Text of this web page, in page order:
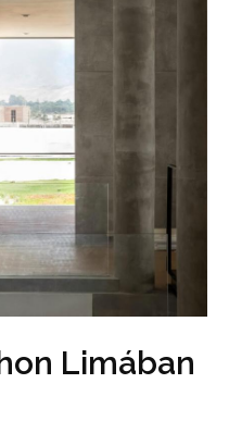
Limában